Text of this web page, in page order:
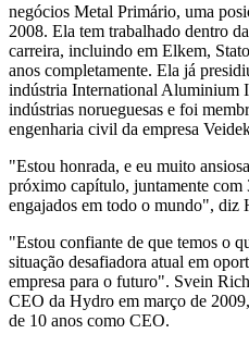
negócios Metal Primário, uma
2008. Ela tem trabalhado dentro
carreira, incluindo em Elkem,
anos completamente. Ela já
indústria International Aluminium
indústrias norueguesas e foi
engenharia civil da empresa
"Estou honrada, e eu muito
próximo capítulo, juntamente com
engajados em todo o mundo", diz
"Estou confiante de que temos o
situação desafiadora atual em
empresa para o futuro". Svein
CEO da Hydro em março de
de 10 anos como CEO.